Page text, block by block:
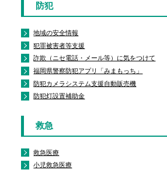
防犯
地域の安全情報
犯罪被害者等支援
詐欺（ニセ電話・メール等）に気をつけて
福岡県警察防犯アプリ「みまもっち」
防犯カメラシステム支援自動販売機
防犯灯設置補助金
救急
救急医療
小児救急医療